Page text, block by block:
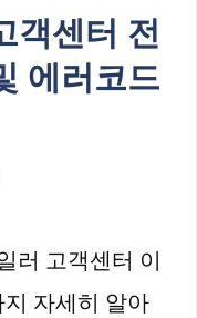
객센터 전
에러코드
러 고객센터 이
자세히 알아